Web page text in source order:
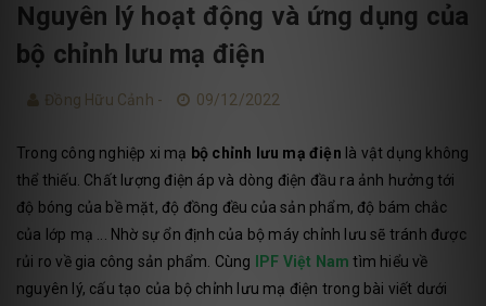
Nguyên lý hoạt động và ứng dụng của
bộ chỉnh lưu mạ điện
Đồng Hữu Cảnh - 09/12/2022
Trong công nghiệp xi mạ bộ chỉnh lưu mạ điện là vật dụng không
thể thiếu. Chất lượng điện áp và dòng điện đầu ra ảnh hưởng tới
độ bóng của bề mặt, độ đồng đều của sản phẩm, độ bám chắc
của lớp mạ ... Nhờ sự ổn định của bộ máy chỉnh lưu sẽ tránh được
rủi ro về gia công sản phẩm. Cùng
IPF Việt Nam tìm hiểu về
nguyên lý, cấu tạo của bộ chỉnh lưu mạ điện trong bài viết dưới